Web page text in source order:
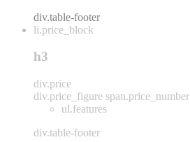
div.table-footer
li.price_block
h3
div.price
div.price_figure span.price_number
ul.features
div.table-footer